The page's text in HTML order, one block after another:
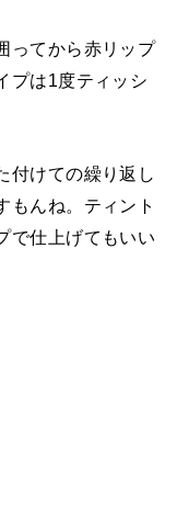
ってから赤リップ
プは1度ティッシ
付けての繰り返し
もんね。ティント
で仕上げてもいい